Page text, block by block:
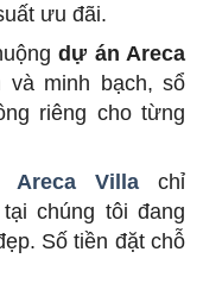
ưu đãi.
dự án Areca
và minh bạch, sổ
riêng cho từng
Areca Villa chỉ
chúng tôi đang
Số tiền đặt chỗ